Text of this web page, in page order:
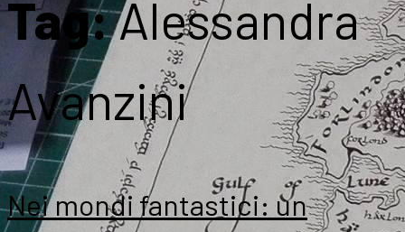
Tag:Alessandra
Avanzini
Nei mondi fantastici: un